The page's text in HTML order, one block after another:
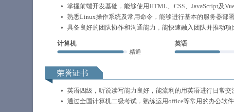
掌握前端开发基础，能够使用HTML、CSS、JavaScript及
熟悉Linux操作系统及常用命令，能够进行基本的服务器部署
具备良好的团队协作和沟通能力，能快速融入团队并推动项
计算机
精通
英语
荣誉证书
英语四级，听说读写能力良好，能流利的用英语进行日常交
通过全国计算机二级考试，熟练运用office等常用的办公软件